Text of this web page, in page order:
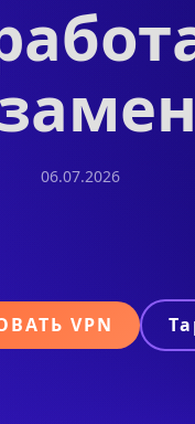
06.07.2026
VPN